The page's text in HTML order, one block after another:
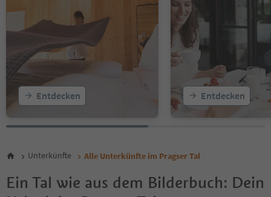
Entdecken Entdecken
Unterkünfte Alle Unterkünfte im Pragser Tal
Ein Tal wie aus dem Bilderbuch: Dein